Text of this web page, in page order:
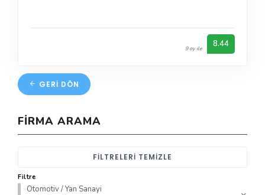
9 oy ile 8.44
GERI DÖN
FIRMA ARAMA
FILTRELERI TEMIZLE
Filtre
Otomotiv / Yan Sanayi